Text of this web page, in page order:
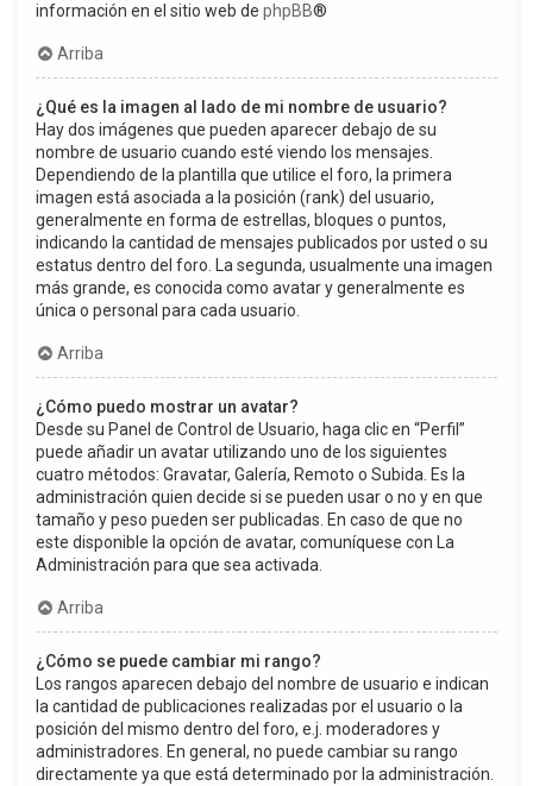
información en el sitio web de phpBB®
Arriba
¿Qué es la imagen al lado de mi nombre de usuario?
Hay dos imágenes que pueden aparecer debajo de su
nombre de usuario cuando esté viendo los mensajes.
Dependiendo de la plantilla que utilice el foro, la primera
imagen está asociada a la posición (rank) del usuario,
generalmente en forma de estrellas, bloques o puntos,
indicando la cantidad de mensajes publicados por usted o su
estatus dentro del foro. La segunda, usualmente una imagen
más grande, es conocida como avatar y generalmente es
única o personal para cada usuario.
Arriba
¿Cómo puedo mostrar un avatar?
Desde su Panel de Control de Usuario, haga clic en “Perfil”
puede añadir un avatar utilizando uno de los siguientes
cuatro métodos: Gravatar, Galería, Remoto o Subida. Es la
administración quien decide si se pueden usar o no y en que
tamaño y peso pueden ser publicadas. En caso de que no
este disponible la opción de avatar, comuníquese con La
Administración para que sea activada.
Arriba
¿Cómo se puede cambiar mi rango?
Los rangos aparecen debajo del nombre de usuario e indican
la cantidad de publicaciones realizadas por el usuario o la
posición del mismo dentro del foro, e.j. moderadores y
administradores. En general, no puede cambiar su rango
directamente ya que está determinado por la administración.